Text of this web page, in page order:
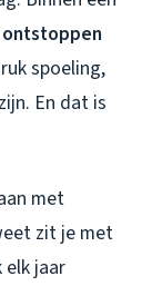
spoeling,
En dat is
met
zit je met
jaar